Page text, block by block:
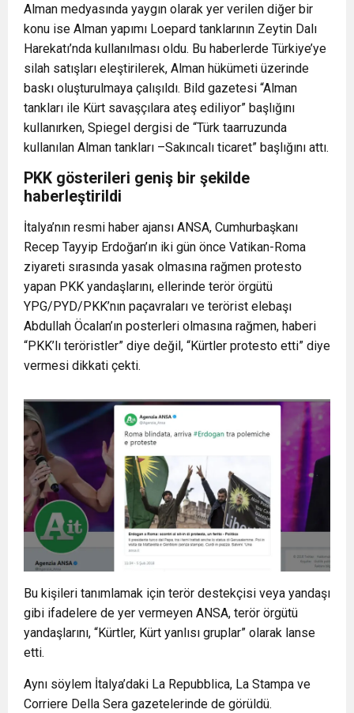
Alman medyasında yaygın olarak yer verilen diğer bir
konu ise Alman yapımı Loepard tanklarının Zeytin Dalı
Harekatı’nda kullanılması oldu. Bu haberlerde Türkiye’ye
silah satışları eleştirilerek, Alman hükümeti üzerinde
baskı oluşturulmaya çalışıldı. Bild gazetesi “Alman
tankları ile Kürt savaşçılara ateş ediliyor” başlığını
kullanırken, Spiegel dergisi de “Türk taarruzunda
kullanılan Alman tankları –Sakıncalı ticaret” başlığını attı.
PKK gösterileri geniş bir şekilde
haberleştirildi
İtalya’nın resmi haber ajansı ANSA, Cumhurbaşkanı
Recep Tayyip Erdoğan’ın iki gün önce Vatikan-Roma
ziyareti sırasında yasak olmasına rağmen protesto
yapan PKK yandaşlarını, ellerinde terör örgütü
YPG/PYD/PKK’nın paçavraları ve terörist elebaşı
Abdullah Öcalan’ın posterleri olmasına rağmen, haberi
“PKK’lı teröristler” diye değil, “Kürtler protesto etti” diye
vermesi dikkati çekti.
Bu kişileri tanımlamak için terör destekçisi veya yandaşı
gibi ifadelere de yer vermeyen ANSA, terör örgütü
yandaşlarını, “Kürtler, Kürt yanlısı gruplar” olarak lanse
etti.
Aynı söylem İtalya’daki La Repubblica, La Stampa ve
Corriere Della Sera gazetelerinde de görüldü.